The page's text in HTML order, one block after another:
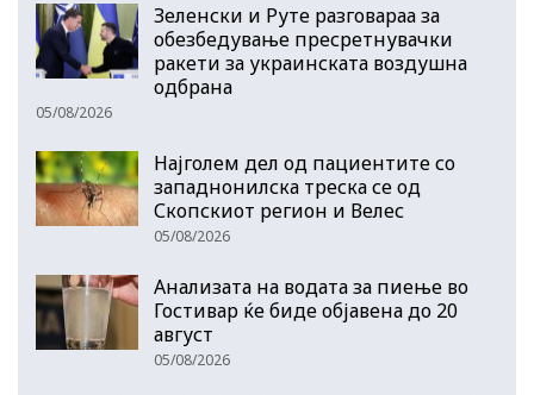
Зеленски и Руте разговараа за
обезбедување пресретнувачки
ракети за украинската воздушна
одбрана
05/08/2026
Најголем дел од пациентите сo
западнонилска треска се од
Скопскиот регион и Велес
05/08/2026
Анализата на водата за пиење во
Гостивар ќе биде објавена до 20
август
05/08/2026